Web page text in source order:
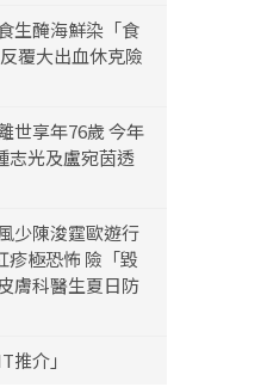
生醃海鮮染「食
覆大出血休克險
世享年76歲 今年
志光及盧宛茵透
少陳浚霆歐遊行
疹極恐怖 險「毀
膚科醫生夏日防
推介」